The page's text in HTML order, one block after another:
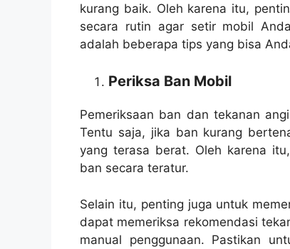
kurang baik. Oleh karena itu,
secara rutin agar setir mobil
adalah beberapa tips yang bisa
Periksa Ban Mobil
Pemeriksaan ban dan tekanan
Tentu saja, jika ban kurang
yang terasa berat. Oleh karena
ban secara teratur.
Selain itu, penting juga untuk
dapat memeriksa rekomendasi
manual penggunaan. Pastikan